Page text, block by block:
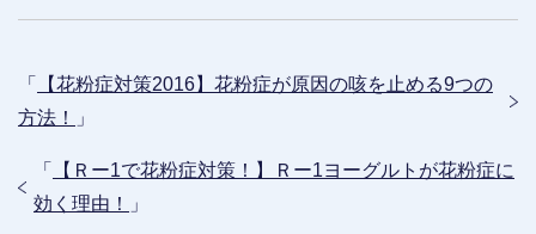
「
【花粉症対策2016】花粉症が原因の咳を止める9つの
方法！
」
「
【Ｒー1で花粉症対策！】Ｒー1ヨーグルトが花粉症に
効く理由！
」